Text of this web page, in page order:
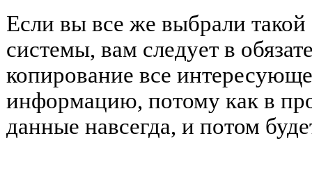
Если вы все же выбрали
системы, вам следует в
копирование все
информацию, потому как в
данные навсегда, и потом